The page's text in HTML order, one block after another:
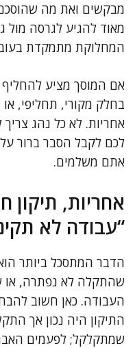
מבקשים ואת מה
מאוד להגיע לגרסה מול
המחלוקת מתמקדת
אם המוסך מציע
בחלק מקורי, תחליפי,
אחריות. לא כל נהג
לכם לקבל הסבר ברור
אתם משלמים.
אחריות, תיקון
“עבודה לא
הדבר המתסכל ביותר
שהתקלה לא נפתרה,
העבודה. כאן חשוב
התיקון היה נכון אך
שמתקלקל; לפעמים